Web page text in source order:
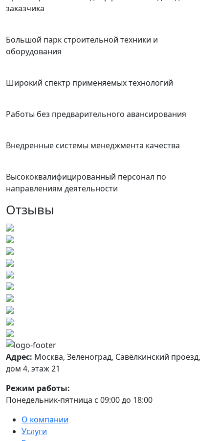
заказчика
Большой парк строительной техники и
оборудования
Широкий спектр применяемых технологий
Работы без предварительного авансирования
Внедренные системы менеджмента качества
Высококвалифицированный персонал по
направлениям деятельности
Отзывы
Адрес: Москва, Зеленоград, Савёлкинский проезд,
дом 4, этаж 21
Режим работы:
Понедельник-пятница с 09:00 до 18:00
О компании
Услуги